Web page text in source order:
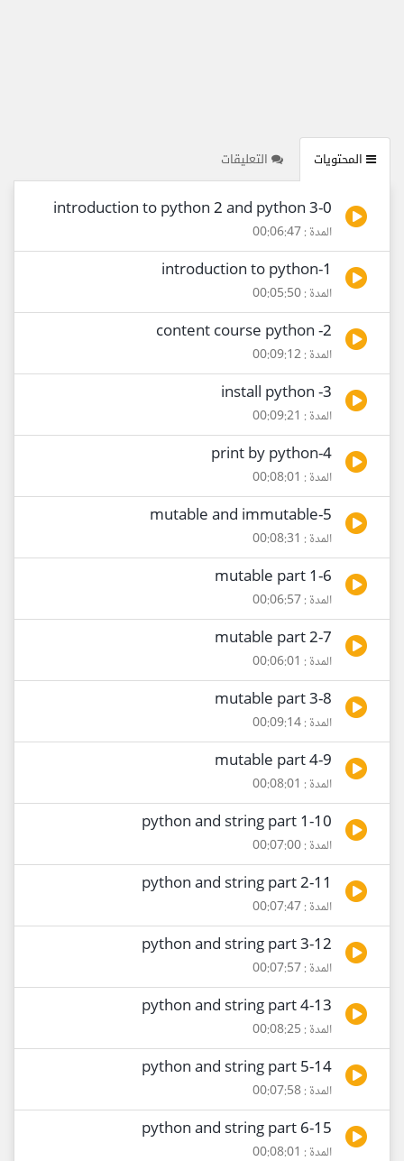
المحتويات التعليقات
0-introduction to python 2 and python 3
المدة : 00:06:47
1-introduction to python
المدة : 00:05:50
2- content course python
المدة : 00:09:12
3- install python
المدة : 00:09:21
4-print by python
المدة : 00:08:01
5-mutable and immutable
المدة : 00:08:31
6-mutable part 1
المدة : 00:06:57
7-mutable part 2
المدة : 00:06:01
8-mutable part 3
المدة : 00:09:14
9-mutable part 4
المدة : 00:08:01
10-python and string part 1
المدة : 00:07:00
11-python and string part 2
المدة : 00:07:47
12-python and string part 3
المدة : 00:07:57
13-python and string part 4
المدة : 00:08:25
14-python and string part 5
المدة : 00:07:58
15-python and string part 6
المدة : 00:08:01